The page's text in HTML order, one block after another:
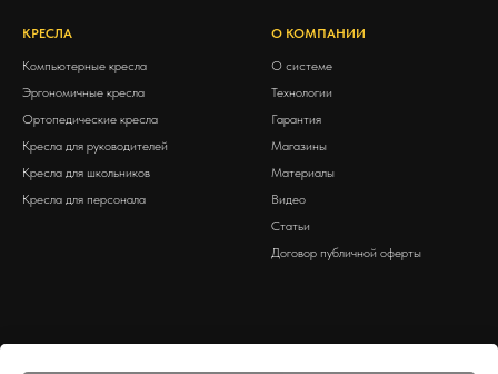
КРЕСЛА
Компьютерные кресла
Эргономичные кресла
Ортопедические кресла
Кресла для руководителей
Кресла для школьников
Кресла для персонала
О КОМПАНИИ
О системе
Технологии
Гарантия
Магазины
Материалы
Видео
Статьи
Договор публичной оферты